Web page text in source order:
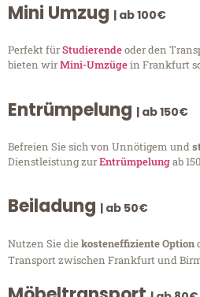
Mini Umzug | ab 100€
Perfekt fürStudierendeoder den
bieten wirMini-Umzügein Frankfurt
Entrümpelung | ab 150€
Befreien Sie sich von Unnötigem und
Dienstleistung zurEntrümpelungab
Beiladung | ab 50€
Nutzen Sie diekosteneffiziente Option
Transport zwischen Frankfurt und